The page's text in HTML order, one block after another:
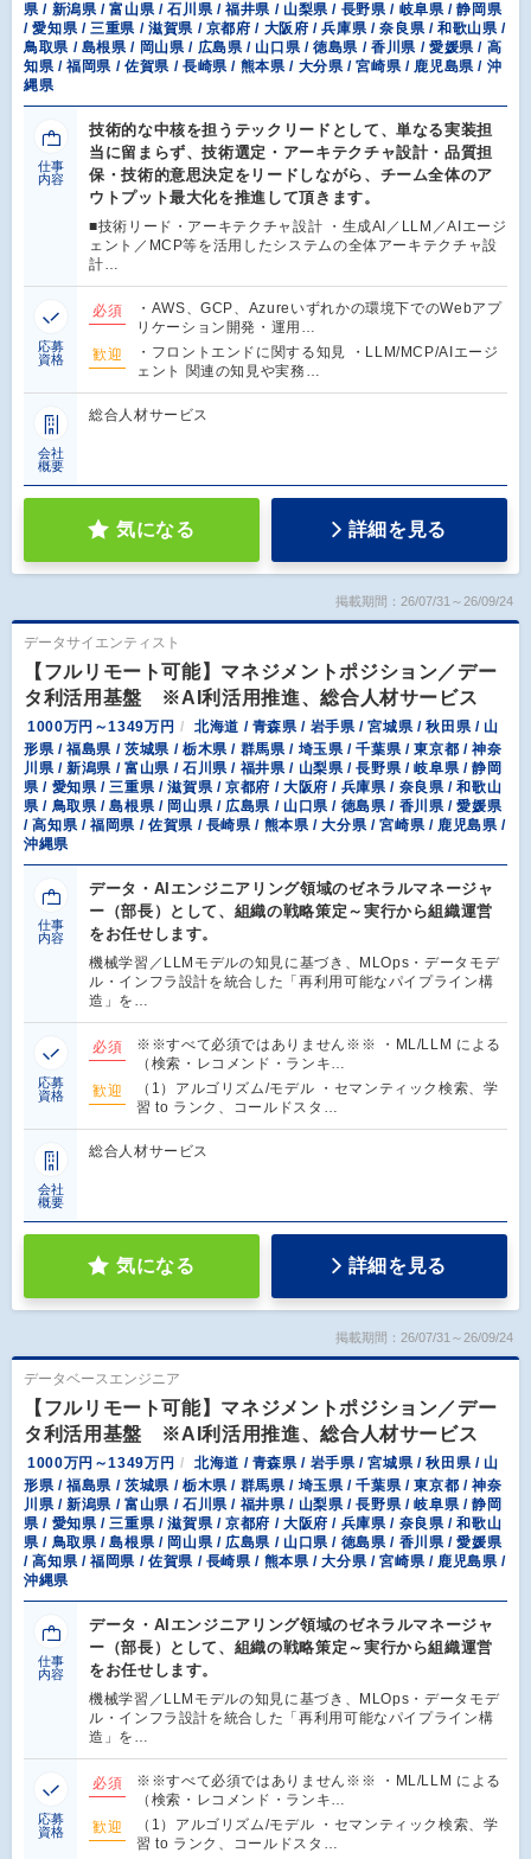
県 / 新潟県 / 富山県 / 石川県 / 福井県 / 山梨県 / 長野県 / 岐阜県 / 静岡県
/ 愛知県 / 三重県 / 滋賀県 / 京都府 / 大阪府 / 兵庫県 / 奈良県 / 和歌山県 /
鳥取県 / 島根県 / 岡山県 / 広島県 / 山口県 / 徳島県 / 香川県 / 愛媛県 / 高
知県 / 福岡県 / 佐賀県 / 長崎県 / 熊本県 / 大分県 / 宮崎県 / 鹿児島県 / 沖
縄県
仕事
内容
技術的な中核を担うテックリードとして、単なる実装担
当に留まらず、技術選定・アーキテクチャ設計・品質担
保・技術的意思決定をリードしながら、チーム全体のア
ウトプット最大化を推進して頂きます。
■技術リード・アーキテクチャ設計 ・生成AI／LLM／AIエージ
ェント／MCP等を活用したシステムの全体アーキテクチャ設
計…
応募
資格
必須
・AWS、GCP、Azureいずれかの環境下でのWebアプ
リケーション開発・運用…
歓迎
・フロントエンドに関する知見 ・LLM/MCP/AIエージ
ェント 関連の知見や実務…
会社
概要
総合人材サービス
気になる 詳細を見る
掲載期間：26/07/31～26/09/24
データサイエンティスト
【フルリモート可能】マネジメントポジション／デー
タ利活用基盤 ※AI利活用推進、総合人材サービス
1000万円～1349万円
北海道 / 青森県 / 岩手県 / 宮城県 / 秋田県 / 山
形県 / 福島県 / 茨城県 / 栃木県 / 群馬県 / 埼玉県 / 千葉県 / 東京都 / 神奈
川県 / 新潟県 / 富山県 / 石川県 / 福井県 / 山梨県 / 長野県 / 岐阜県 / 静岡
県 / 愛知県 / 三重県 / 滋賀県 / 京都府 / 大阪府 / 兵庫県 / 奈良県 / 和歌山
県 / 鳥取県 / 島根県 / 岡山県 / 広島県 / 山口県 / 徳島県 / 香川県 / 愛媛県
/ 高知県 / 福岡県 / 佐賀県 / 長崎県 / 熊本県 / 大分県 / 宮崎県 / 鹿児島県 /
沖縄県
仕事
内容
データ・AIエンジニアリング領域のゼネラルマネージャ
ー（部長）として、組織の戦略策定～実行から組織運営
をお任せします。
機械学習／LLMモデルの知見に基づき、MLOps・データモデ
ル・インフラ設計を統合した「再利用可能なパイプライン構
造」を…
応募
資格
必須
※※すべて必須ではありません※※ ・ML/LLM による
（検索・レコメンド・ランキ…
歓迎
（1）アルゴリズム/モデル ・セマンティック検索、学
習 to ランク、コールドスタ…
会社
概要
総合人材サービス
気になる 詳細を見る
掲載期間：26/07/31～26/09/24
データベースエンジニア
【フルリモート可能】マネジメントポジション／デー
タ利活用基盤 ※AI利活用推進、総合人材サービス
1000万円～1349万円
北海道 / 青森県 / 岩手県 / 宮城県 / 秋田県 / 山
形県 / 福島県 / 茨城県 / 栃木県 / 群馬県 / 埼玉県 / 千葉県 / 東京都 / 神奈
川県 / 新潟県 / 富山県 / 石川県 / 福井県 / 山梨県 / 長野県 / 岐阜県 / 静岡
県 / 愛知県 / 三重県 / 滋賀県 / 京都府 / 大阪府 / 兵庫県 / 奈良県 / 和歌山
県 / 鳥取県 / 島根県 / 岡山県 / 広島県 / 山口県 / 徳島県 / 香川県 / 愛媛県
/ 高知県 / 福岡県 / 佐賀県 / 長崎県 / 熊本県 / 大分県 / 宮崎県 / 鹿児島県 /
沖縄県
仕事
内容
データ・AIエンジニアリング領域のゼネラルマネージャ
ー（部長）として、組織の戦略策定～実行から組織運営
をお任せします。
機械学習／LLMモデルの知見に基づき、MLOps・データモデ
ル・インフラ設計を統合した「再利用可能なパイプライン構
造」を…
応募
資格
必須
※※すべて必須ではありません※※ ・ML/LLM による
（検索・レコメンド・ランキ…
歓迎
（1）アルゴリズム/モデル ・セマンティック検索、学
習 to ランク、コールドスタ…